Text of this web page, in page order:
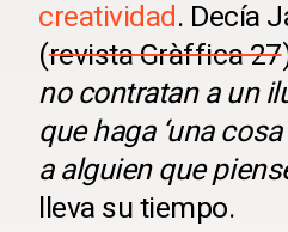
creatividad. Decía
(revista Gràffica 27
no contratan a un
que haga ‘una
a alguien que
lleva su tiempo.